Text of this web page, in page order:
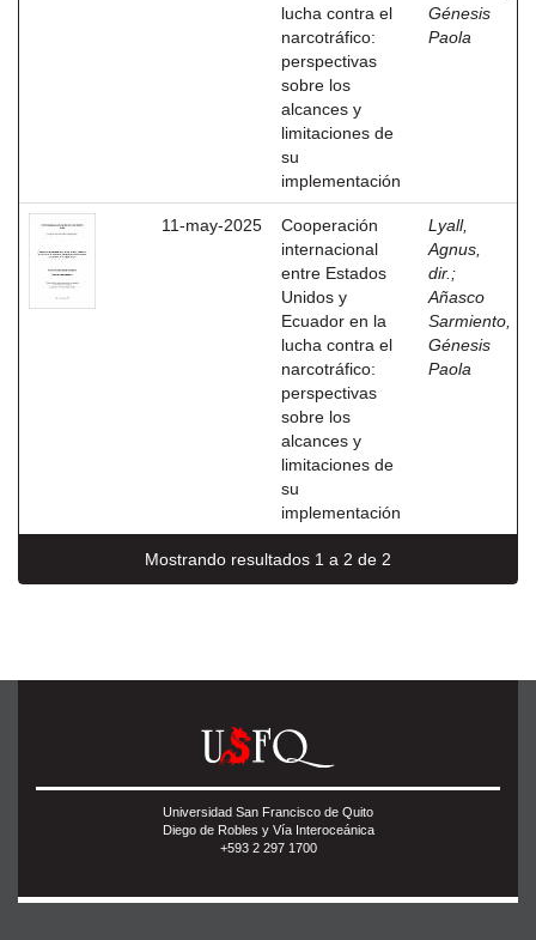
lucha contra el
narcotráfico:
perspectivas
sobre los
alcances y
limitaciones de
su
implementación
Génesis
Paola
11-may-2025
Cooperación
internacional
entre Estados
Unidos y
Ecuador en la
lucha contra el
narcotráfico:
perspectivas
sobre los
alcances y
limitaciones de
su
implementación
Lyall,
Agnus,
dir. ;
Añasco
Sarmiento,
Génesis
Paola
Mostrando resultados 1 a 2 de 2
Universidad San Francisco de Quito
Diego de Robles y Vía Interoceánica
+593 2 297 1700